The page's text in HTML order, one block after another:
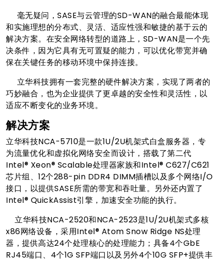
毫无疑问，SASE与云管理的SD-WAN的融合最能体现
和实施理想的分布式、灵活、适应性强和敏捷的基于云的
解决方案。在安全网络转型的道路上，SD-WAN是一个先
决条件，因为它具有无可置疑的能力，可以优化带宽并确
保在关键任务的移动环境中保持连接。
立华科技拥有一套完整的硬件解决方案，实现了两者的
巧妙融合，也为企业提供了更卓越的安全性和灵活性，以
适应不断变化的业务环境。
解决方案
立华科技NCA-5710是一款1U/2U机架式白盒服务器，专
为流量优化和虚拟化网络安全而设计，搭载了第二代
Intel® Xeon® Scalable处理器家族和Intel® C627/C621
芯片组、12个288-pin DDR4 DIMM插槽以及多个网络I/O
接口，以提供SASE所需的带宽和吞吐量。另外还内置了
Intel® QuickAssist引擎，加速安全功能的执行。
立华科技NCA-2520和NCA-2523是1U/2U机架式多核
x86网络设备，采用Intel® Atom Snow Ridge NS处理
器，提供高达24个处理核心的处理能力；具备4个GbE
RJ45端口、4个1G SFP端口以及另外4个10G SFP+提供丰